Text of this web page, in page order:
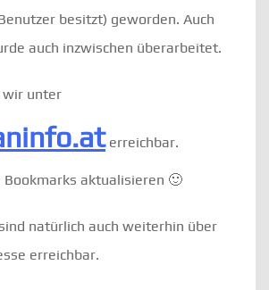
besitzt) geworden. Auch
auch inzwischen überarbeitet.
wir unter
erreichbar.
Bookmarks aktualisieren 🙂
natürlich auch weiterhin über
erreichbar.